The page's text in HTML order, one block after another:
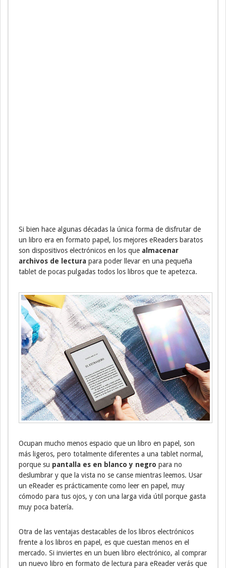
Si bien hace algunas décadas la única forma de disfrutar de
un libro era en formato papel, los mejores eReaders baratos
son dispositivos electrónicos en los que almacenar
archivos de lectura para poder llevar en una pequeña
tablet de pocas pulgadas todos los libros que te apetezca.
Ocupan mucho menos espacio que un libro en papel, son
más ligeros, pero totalmente diferentes a una tablet normal,
porque su pantalla es en blanco y negro para no
deslumbrar y que la vista no se canse mientras leemos. Usar
un eReader es prácticamente como leer en papel, muy
cómodo para tus ojos, y con una larga vida útil porque gasta
muy poca batería.
Otra de las ventajas destacables de los libros electrónicos
frente a los libros en papel, es que cuestan menos en el
mercado. Si inviertes en un buen libro electrónico, al comprar
un nuevo libro en formato de lectura para eReader verás que